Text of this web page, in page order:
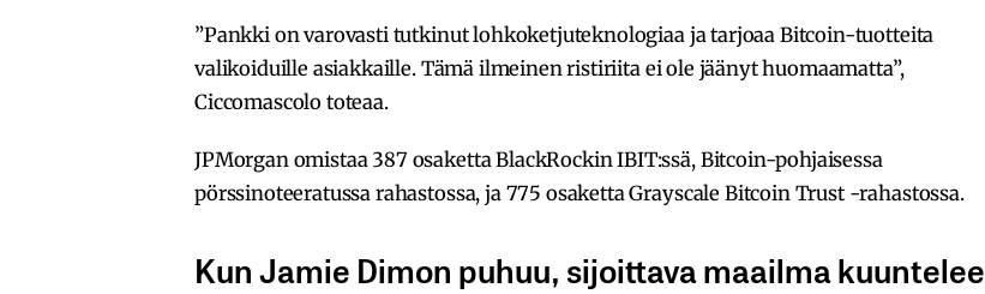
”Pankki on varovasti tutkinut lohkoketjuteknologiaa ja tarjoaa Bitcoin-tuotteita
valikoiduille asiakkaille. Tämä ilmeinen ristiriita ei ole jäänyt huomaamatta”,
Ciccomascolo toteaa.
JPMorgan omistaa 387 osaketta BlackRockin IBIT:ssä, Bitcoin-pohjaisessa
pörssinoteeratussa rahastossa, ja 775 osaketta Grayscale Bitcoin Trust -rahastossa.
Kun Jamie Dimon puhuu, sijoittava maailma kuuntelee